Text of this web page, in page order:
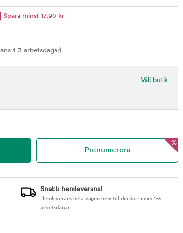
Spara minst 17,90 kr
1-3 arbetsdagar)
Välj butik
%
Snabb hemleverans!
Hemleverans hela vägen hem till din dörr inom 1-3
arbetsdagar.